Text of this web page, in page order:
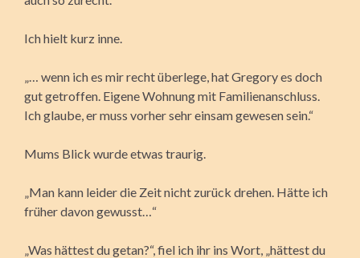
Ich hielt kurz inne.
„… wenn ich es mir recht überlege, hat Gregory es doch
gut getroffen. Eigene Wohnung mit Familienanschluss.
Ich glaube, er muss vorher sehr einsam gewesen sein.“
Mums Blick wurde etwas traurig.
„Man kann leider die Zeit nicht zurück drehen. Hätte ich
früher davon gewusst…“
„Was hättest du getan?“, fiel ich ihr ins Wort, „hättest du